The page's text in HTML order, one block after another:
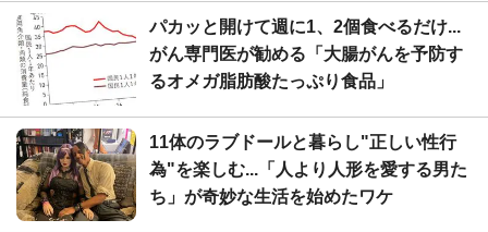
パカッと開けて週に1、2個食べるだけ...
がん専門医が勧める「大腸がんを予防す
るオメガ脂肪酸たっぷり食品」
11体のラブドールと暮らし"正しい性行
為"を楽しむ...「人より人形を愛する男た
ち」が奇妙な生活を始めたワケ